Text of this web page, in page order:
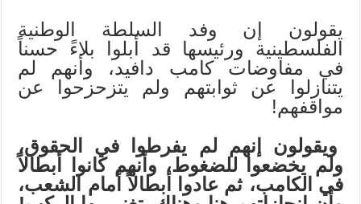
يقولون إن وفد السلطة الوطنية
الفلسطينية ورئيسها قد أبلوا بلاءً حسناً
في مفاوضات كامب دافيد، وأنهم لم
يتنازلوا عن ثوابتهم ولم يتزحزحوا عن
مواقفهم!
ويقولون إنهم لم يفرطوا في الحقوق،
ولم يخضعوا للضغوط، وأنهم كانوا أبطالاً
في الكامب، ثم عادوا أبطالاً أمام الشعب،